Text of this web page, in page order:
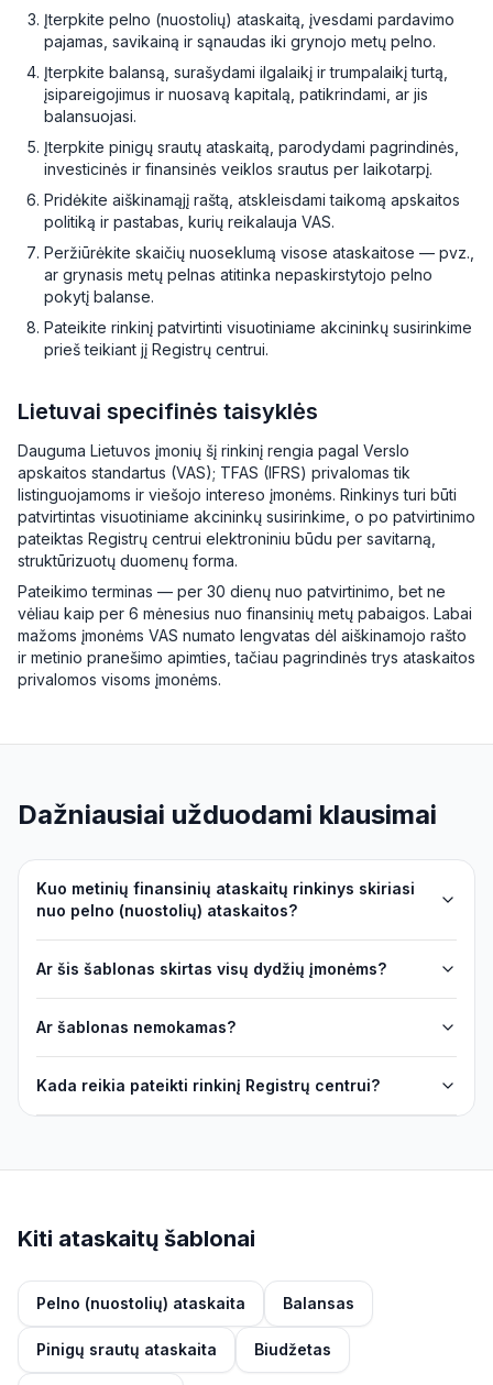
Įterpkite pelno (nuostolių) ataskaitą, įvesdami pardavimo
pajamas, savikainą ir sąnaudas iki grynojo metų pelno.
Įterpkite balansą, surašydami ilgalaikį ir trumpalaikį turtą,
įsipareigojimus ir nuosavą kapitalą, patikrindami, ar jis
balansuojasi.
Įterpkite pinigų srautų ataskaitą, parodydami pagrindinės,
investicinės ir finansinės veiklos srautus per laikotarpį.
Pridėkite aiškinamąjį raštą, atskleisdami taikomą apskaitos
politiką ir pastabas, kurių reikalauja VAS.
Peržiūrėkite skaičių nuoseklumą visose ataskaitose — pvz.,
ar grynasis metų pelnas atitinka nepaskirstytojo pelno
pokytį balanse.
Pateikite rinkinį patvirtinti visuotiniame akcininkų susirinkime
prieš teikiant jį Registrų centrui.
Lietuvai specifinės taisyklės
Dauguma Lietuvos įmonių šį rinkinį rengia pagal Verslo
apskaitos standartus (VAS); TFAS (IFRS) privalomas tik
listinguojamoms ir viešojo intereso įmonėms. Rinkinys turi būti
patvirtintas visuotiniame akcininkų susirinkime, o po patvirtinimo
pateiktas Registrų centrui elektroniniu būdu per savitarną,
struktūrizuotų duomenų forma.
Pateikimo terminas — per 30 dienų nuo patvirtinimo, bet ne
vėliau kaip per 6 mėnesius nuo finansinių metų pabaigos. Labai
mažoms įmonėms VAS numato lengvatas dėl aiškinamojo rašto
ir metinio pranešimo apimties, tačiau pagrindinės trys ataskaitos
privalomos visoms įmonėms.
Dažniausiai užduodami klausimai
Kuo metinių finansinių ataskaitų rinkinys skiriasi
nuo pelno (nuostolių) ataskaitos?
Ar šis šablonas skirtas visų dydžių įmonėms?
Ar šablonas nemokamas?
Kada reikia pateikti rinkinį Registrų centrui?
Kiti ataskaitų šablonai
Pelno (nuostolių) ataskaita Balansas
Pinigų srautų ataskaita Biudžetas